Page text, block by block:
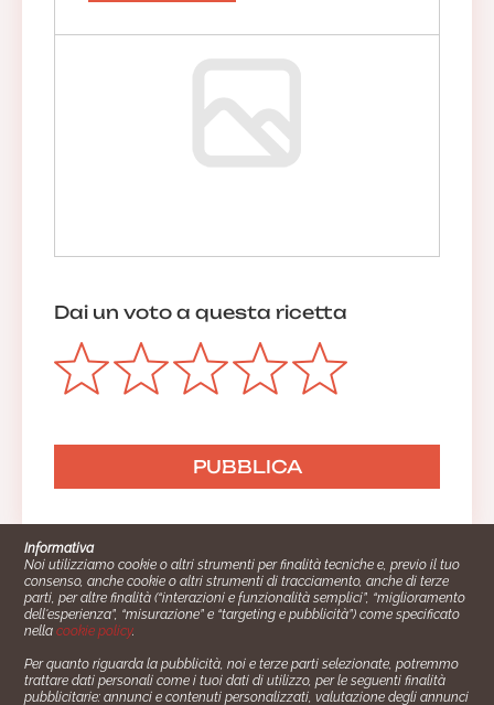
Dai un voto a questa ricetta
Cucinare.it è un marchio commerciale di Impiego24.it s.r.l.
Informativa
Noi utilizziamo cookie o altri strumenti per finalità tecniche e, previo il tuo
consenso, anche cookie o altri strumenti di tracciamento, anche di terze
parti, per altre finalità (“interazioni e funzionalità semplici”, “miglioramento
dell'esperienza”, “misurazione” e “targeting e pubblicità”) come specificato
nellacookie policy.
Per quanto riguarda la pubblicità, noi e terze parti selezionate, potremmo
trattare dati personali come i tuoi dati di utilizzo, per le seguenti finalità
pubblicitarie: annunci e contenuti personalizzati, valutazione degli annunci